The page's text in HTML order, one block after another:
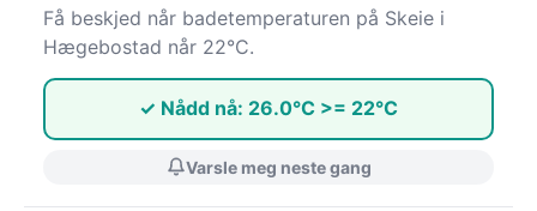
Få beskjed når badetemperaturen på Skeie i
Hægebostad når 22°C.
✓ Nådd nå: 26.0°C >= 22°C
Varsle meg neste gang